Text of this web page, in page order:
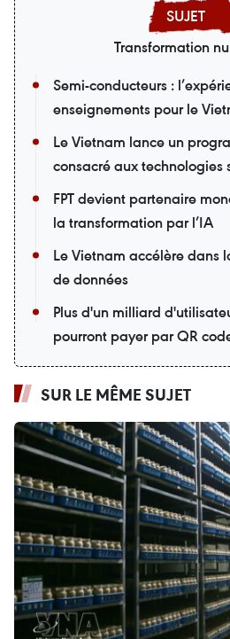
Transformation
Semi-conducteurs :
enseignements pour le
Le Vietnam lance un
consacré aux technologies
FPT devient partenaire
la transformation par l’IA
Le Vietnam accélère dans
de données
Plus d'un milliard
pourront payer par QR
SUR LE MÊME SUJET